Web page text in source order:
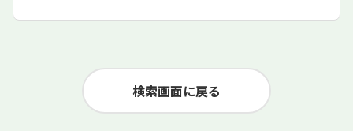
検索画面に戻る